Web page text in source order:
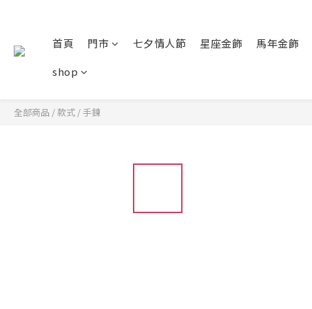
首頁 門市 七夕情人節 星座金飾 馬年金飾
shop
全部商品 /款式 /手鍊